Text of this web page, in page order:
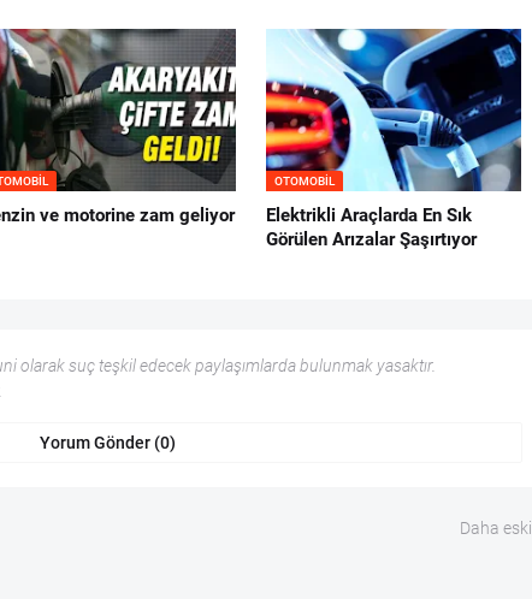
ve motorine zam geliyor
OTOMOBIL
Elektrikli Araçlarda En Sık
Görülen Arızalar Şaşırtıyor
olarak suç teşkil edecek paylaşımlarda bulunmak yasaktır.
Yorum Gönder (0)
Daha eski